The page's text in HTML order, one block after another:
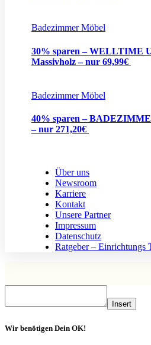
Badezimmer Möbel
30% sparen – WELLTIME
Massivholz – nur 69,99€
Badezimmer Möbel
40% sparen –
– nur 271,20€
Über uns
Newsroom
Karriere
Kontakt
Unsere Partner
Impressum
Datenschutz
Ratgeber – Einrichtungs
Insert
Wir benötigen Dein OK!